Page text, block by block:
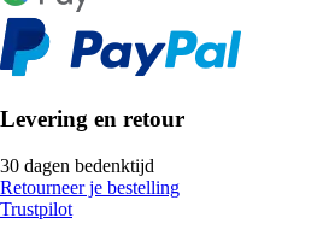
Levering en retour
30 dagen bedenktijd
Retourneer je bestelling
Trustpilot